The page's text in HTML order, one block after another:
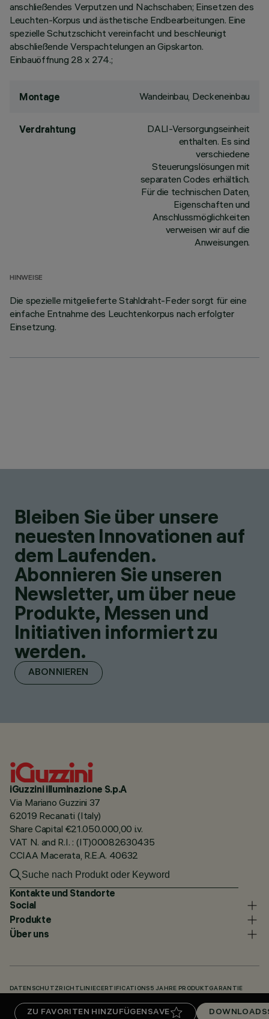
ZU FAVORITEN HINZUFÜGEN SAVE DOWNLOADS
anschließendes Verputzen und Nachschaben; Einsetzen des
Leuchten-Korpus und ästhetische Endbearbeitungen. Eine
spezielle Schutzschicht vereinfacht und beschleunigt
abschließende Verspachtelungen an Gipskarton.
Einbauöffnung 28 x 274.;
Montage Wandeinbau, Deckeneinbau
Verdrahtung
DALI-Versorgungseinheit
enthalten. Es sind
verschiedene
Steuerungslösungen mit
separaten Codes erhältlich.
Für die technischen Daten,
Eigenschaften und
Anschlussmöglichkeiten
verweisen wir auf die
Anweisungen.
HINWEISE
Die spezielle mitgelieferte Stahldraht-Feder sorgt für eine
einfache Entnahme des Leuchtenkorpus nach erfolgter
Einsetzung.
Bleiben Sie über unsere
neuesten Innovationen auf
dem Laufenden.
Abonnieren Sie unseren
Newsletter, um über neue
Produkte, Messen und
Initiativen informiert zu
werden.
ABONNIEREN
iGuzzini illuminazione S.p.A
Via Mariano Guzzini 37
62019 Recanati (Italy)
Share Capital €21.050.000,00 i.v.
VAT N. and R.I. : (IT)00082630435
CCIAA Macerata, R.E.A. 40632
Kontakte und Standorte
Social
Produkte
Über uns
DATENSCHUTZRICHTLINIECERTIFICATIONS 5 JAHRE PRODUKTGARANTIE
UNSERE CODES KNOWLEDGE BASE (LOGIN REQUIRED) DOWNLOADS